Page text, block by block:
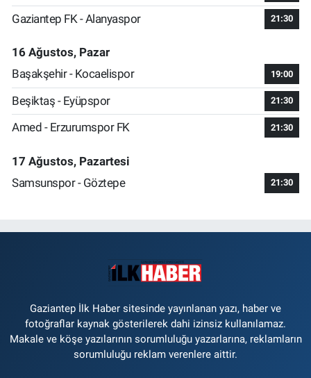
Gaziantep FK - Alanyaspor 21:30
16 Ağustos, Pazar
Başakşehir - Kocaelispor
19:00
Beşiktaş - Eyüpspor 21:30
Amed - Erzurumspor FK 21:30
17 Ağustos, Pazartesi
Samsunspor - Göztepe
21:30
Gaziantep İlk Haber sitesinde yayınlanan yazı, haber ve
fotoğraflar kaynak gösterilerek dahi izinsiz kullanılamaz.
Makale ve köşe yazılarının sorumluluğu yazarlarına, reklamların
sorumluluğu reklam verenlere aittir.